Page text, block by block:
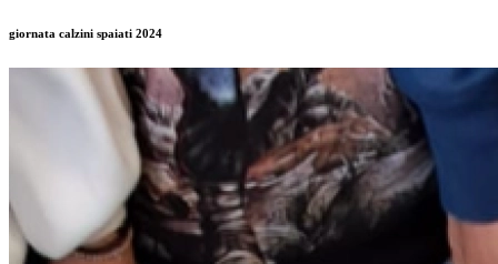
giornata calzini spaiati 2024